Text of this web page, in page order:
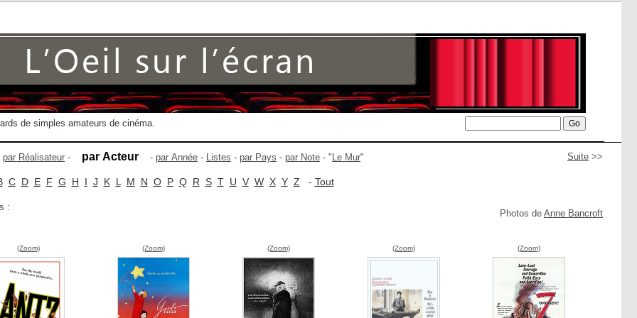
de simples amateurs de cinéma.
Suite >>
par Réalisateur - par Acteur - par Année - Listes - par Pays - par Note - " Le Mur"
C D E F G H I J K L M N O P Q R S T U V W X Y Z - Tout
Photos de Anne Bancroft
:
(Zoom) (Zoom) (Zoom) (Zoom) (Zoom)